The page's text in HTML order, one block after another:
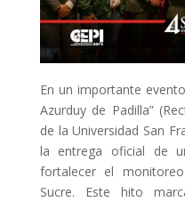
En un importante
Azurduy de Padilla”
de la Universidad San
la entrega oficial de
fortalecer el
Sucre. Este hito